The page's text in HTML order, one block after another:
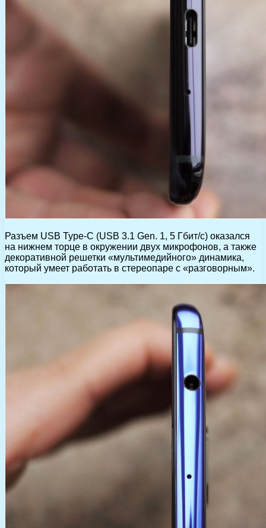
Разъем USB Type-C (USB 3.1 Gen. 1, 5 Гбит/с) оказался
на нижнем торце в окружении двух микрофонов, а также
декоративной решетки «мультимедийного» динамика,
который умеет работать в стереопаре с «разговорным».